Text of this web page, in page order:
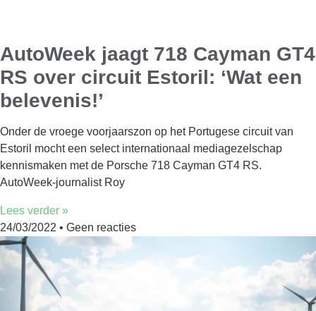
AutoWeek jaagt 718 Cayman GT4
RS over circuit Estoril: ‘Wat een
belevenis!’
Onder de vroege voorjaarszon op het Portugese circuit van
Estoril mocht een select internationaal mediagezelschap
kennismaken met de Porsche 718 Cayman GT4 RS.
AutoWeek-journalist Roy
Lees verder »
24/03/2022
Geen reacties